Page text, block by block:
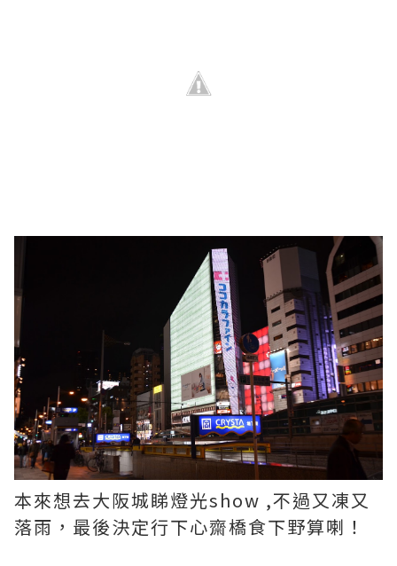
本來想去大阪城睇燈光show ,不過又凍又
落雨，最後決定行下心齋橋食下野算喇！